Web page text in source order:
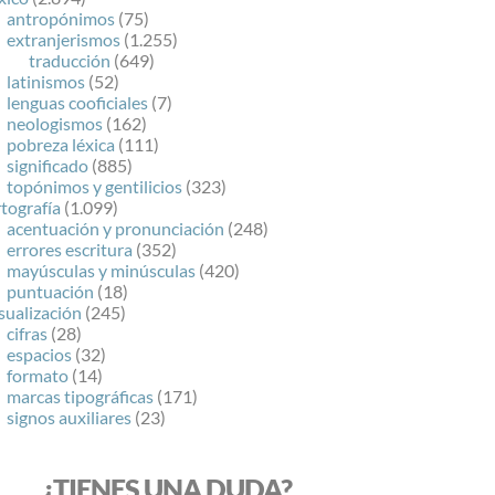
antropónimos (75)
extranjerismos (1.255)
traducción (649)
latinismos (52)
lenguas cooficiales (7)
neologismos (162)
pobreza léxica (111)
significado (885)
topónimos y gentilicios (323)
(1.099)
acentuación y pronunciación (248)
errores escritura (352)
mayúsculas y minúsculas (420)
puntuación (18)
(245)
cifras (28)
espacios (32)
formato (14)
marcas tipográficas (171)
signos auxiliares (23)
¿TIENES UNA DUDA?